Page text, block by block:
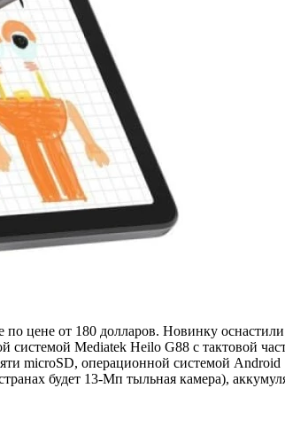
цене от 180 долларов. Новинку
системой Mediatek Heilo G88 с тактовой
microSD, операционной системой Android
будет 13-Мп тыльная камера),